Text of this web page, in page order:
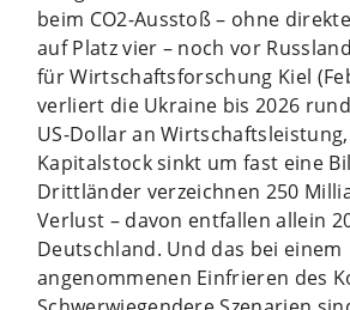
beim CO2-Ausstoß – ohne
auf Platz vier – noch vor
für Wirtschaftsforschung Kiel
verliert die Ukraine bis 2026
US-Dollar an
Kapitalstock sinkt um fast eine
Drittländer verzeichnen 250
Verlust – davon entfallen allein
Deutschland. Und das bei einem
angenommenen Einfrieren des